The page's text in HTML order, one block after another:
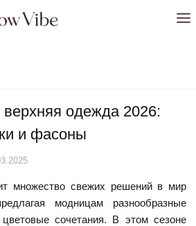
одежда 2026:
и фасоны
множество свежих решений в мир
модницам разнообразные
сочетания. В этом сезоне